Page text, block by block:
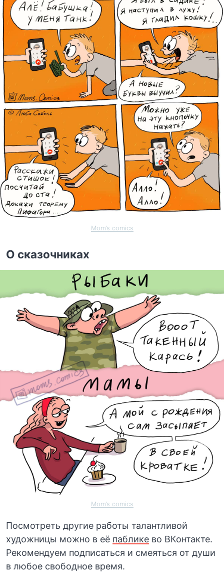
Mom’s comics
О сказочниках
Mom’s comics
Посмотреть другие работы талантливой
художницы можно в её паблике во ВКонтакте.
Рекомендуем подписаться и смеяться от души
в любое свободное время.